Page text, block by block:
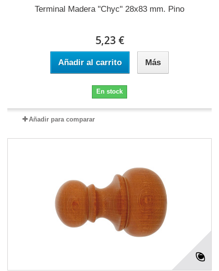
Terminal Madera "Chyc" 28x83 mm. Pino
5,23 €
Añadir al carrito Más
En stock
Añadir para comparar